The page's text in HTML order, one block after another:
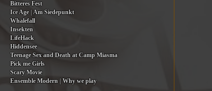
Bitteres Fest
Ice Age | Am Siedepunkt
Whalefall
Insekten
LifeHack
Hiddensee
Teenage Sex and Death at Camp Miasma
Pick me Girls
Scary Movie
Ensemble Modern | Why we play